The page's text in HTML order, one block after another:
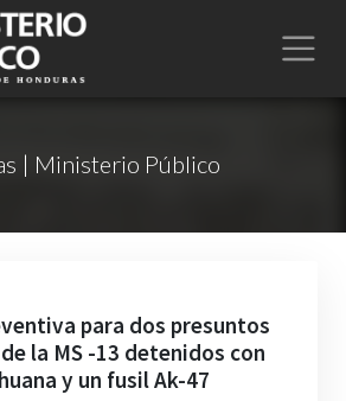
| Ministerio Público
para dos presuntos
la MS -13 detenidos con
y un fusil Ak-47